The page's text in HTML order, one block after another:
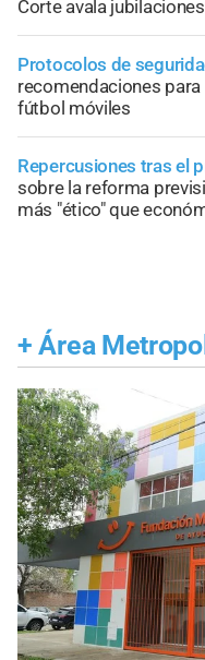
Corte avala
Protocolos de
recomendaciones
fútbol móviles
Repercusiones tras el
sobre la reforma
más "ético" que
+ Área